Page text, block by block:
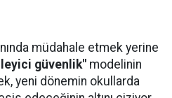
müdahale etmek yerine
güvenlik" modelinin
yeni dönemin okullarda